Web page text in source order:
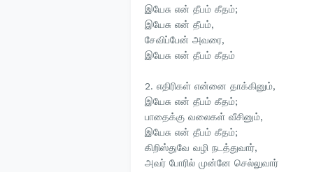
இயேசு என் தீபம் கீதம்;
இயேசு என் தீபம்,
சேவிப்பேன் அவரை,
இயேசு என் தீபம் கீதம்
2. எதிரிகள் என்னை தாக்கினும்,
இயேசு என் தீபம் கீதம்;
பாதைக்கு வலைகள் வீசினும்,
இயேசு என் தீபம் கீதம்;
கிறிஸ்துவே வழி நடத்துவார்,
அவர் போரில் முன்னே செல்லுவார்